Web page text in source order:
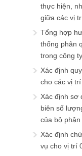
thực hiện,
giữa các vị
Tổng hợp
thống phân
trong công ty
Xác định
cho các vị trí
Xác định sơ
biên số
của bộ phận
Xác định
vụ cho vị trí